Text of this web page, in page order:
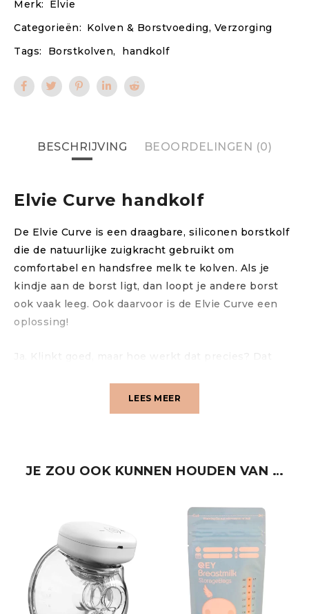
Merk:
Elvie
Categorieën: Kolven & Borstvoeding, Verzorging
Tags:
Borstkolven, handkolf
BESCHRIJVING BEOORDELINGEN (0)
Elvie Curve handkolf
De Elvie Curve is een draagbare, siliconen borstkolf
die de natuurlijke zuigkracht gebruikt om
comfortabel en handsfree melk te kolven. Als je
kindje aan de borst ligt, dan loopt je andere borst
ook vaak leeg. Ook daarvoor is de Elvie Curve een
oplossing!
Ja. Klinkt goed, maar hoe werkt dat precies? Dat
LEES MEER
JE ZOU OOK KUNNEN HOUDEN VAN …